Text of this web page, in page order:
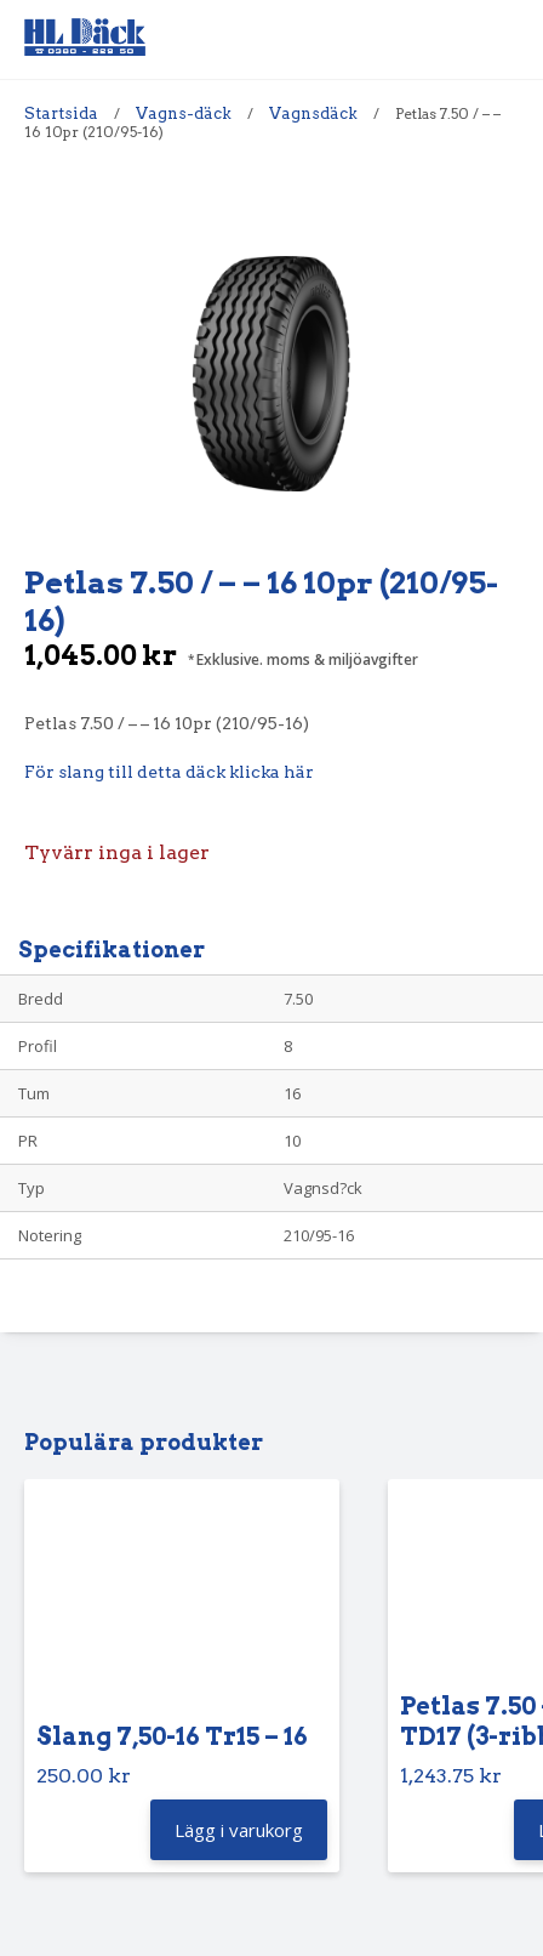
Startsida / Vagns-däck / Vagnsdäck /
Petlas 7.50 / – –
16 10pr (210/95-16)
Petlas 7.50 / – – 16 10pr (210/95-
16)
1,045.00kr Exklusive. moms & miljöavgifter
Petlas 7.50 / – – 16 10pr (210/95-16)
För slang till detta däck klicka här
Tyvärr inga i lager
Specifikationer
Bredd 7.50
Profil 8
Tum 16
PR 10
Typ Vagnsd?ck
Notering 210/95-16
Populära produkter
Slang 7,50-16 Tr15 – 16
250.00 kr
Lägg i varukorg
Petlas 7.50
TD17 (3-
1,243.75 kr